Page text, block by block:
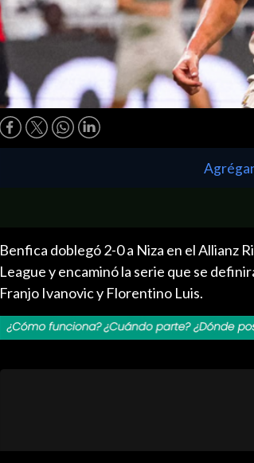
Benfica doblegó 2-0 a Niza en el Allianz
League y encaminó la serie que se
Franjo Ivanovic y Florentino Luis.